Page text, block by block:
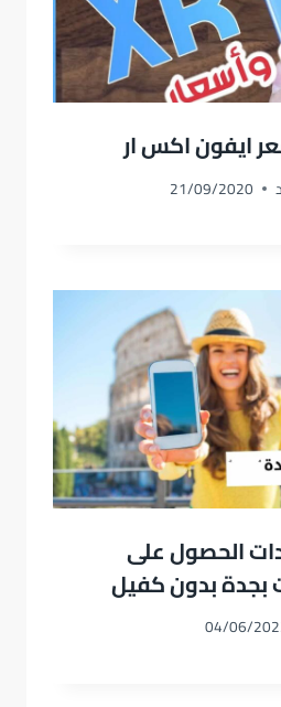
ايفون اكس ار
21/09/2020
الحصول على
بجدة بدون كفيل
04/06/